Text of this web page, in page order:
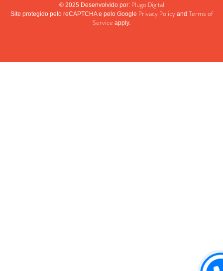
© 2025 Desenvolvido por: Plugo Digital
Site protegido pelo reCAPTCHA e pelo Google Privacy Policyand Terms of
Service apply.